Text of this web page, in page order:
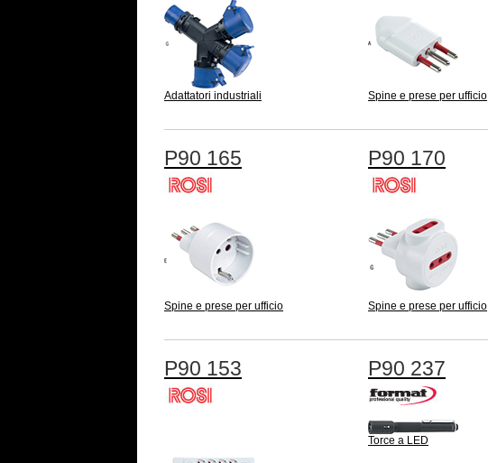
Adattatori industriali Spine e prese per ufficio
P90 165
Spine e prese per ufficio
P90 170
Spine e prese per ufficio
P90 153 P90 237
Torce a LED